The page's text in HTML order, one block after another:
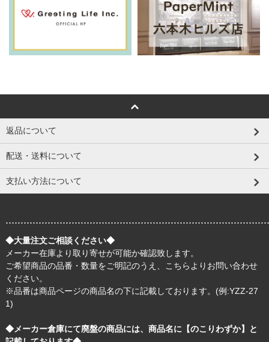
返品について
配送・送料について
支払い方法について
◆大量注文ご相談ください◆
メーカー在庫より取り寄せが可能か確認致します。
ご希望商品の品番・数量をご明記のうえ、
こちら よりお問い合わせ
ください。
※品番は商品ページの商品名の下に記載しております。(例:YZZ-27
1)
◆メーカー倉庫にて廃盤の商品には、商品名に【のこりわずか】と